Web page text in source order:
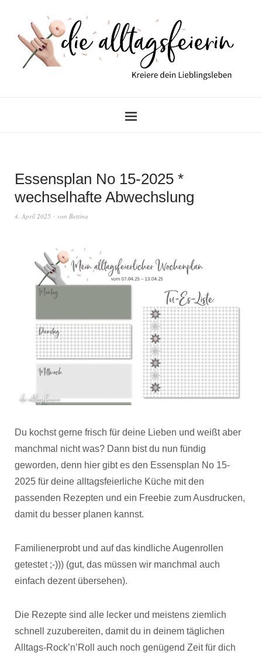
Essensplan No 15-2025 *
wechselhafte Abwechslung
4. April 2025 von Bettina
Du kochst gerne frisch für deine Lieben und weißt aber
manchmal nicht was? Dann bist du nun fündig
geworden, denn hier gibt es den Essensplan No 15-
2025 für deine alltagsfeierliche Küche mit den
passenden Rezepten und ein Freebie zum Ausdrucken,
damit du besser planen kannst.
Familienerprobt und auf das kindliche Augenrollen
getestet ;-))) (gut, das müssen wir manchmal auch
einfach dezent übersehen).
Die Rezepte sind alle lecker und meistens ziemlich
schnell zuzubereiten, damit du in deinem täglichen
Alltags-Rock’n’Roll auch noch genügend Zeit für dich